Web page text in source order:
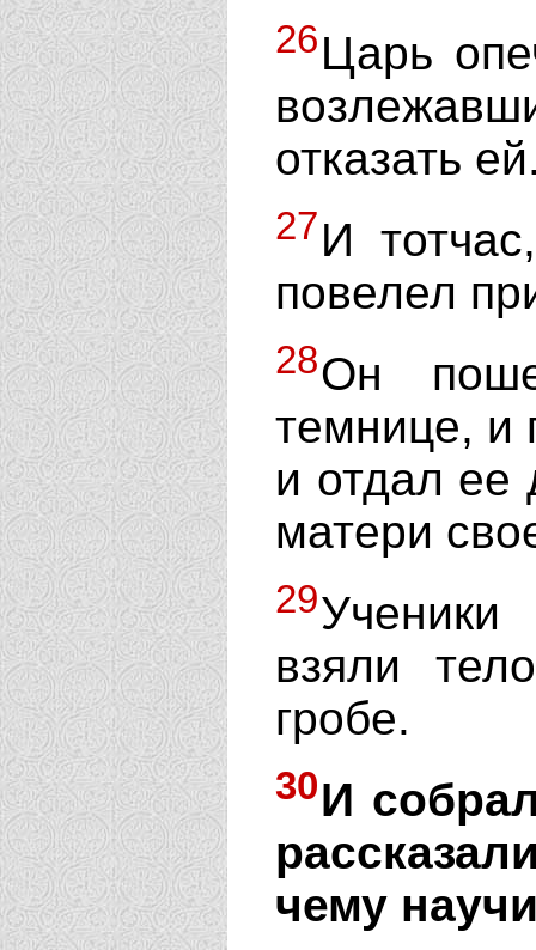
26Царь
отказать
27И
повелел
28Он
темнице, и
и отдал ее
матери
29
взяли
гробе.
30И
чему